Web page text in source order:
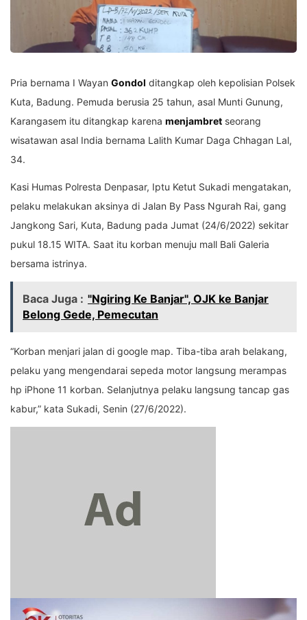
Pria bernama I Wayan Gondol ditangkap oleh kepolisian Polsek
Kuta, Badung. Pemuda berusia 25 tahun, asal Munti Gunung,
Karangasem itu ditangkap karena menjambret seorang
wisatawan asal India bernama Lalith Kumar Daga Chhagan Lal,
34.
Kasi Humas Polresta Denpasar, Iptu Ketut Sukadi mengatakan,
pelaku melakukan aksinya di Jalan By Pass Ngurah Rai, gang
Jangkong Sari, Kuta, Badung pada Jumat (24/6/2022) sekitar
pukul 18.15 WITA. Saat itu korban menuju mall Bali Galeria
bersama istrinya.
Baca Juga : "Ngiring Ke Banjar", OJK ke Banjar
Belong Gede, Pemecutan
“Korban menjari jalan di google map. Tiba-tiba arah belakang,
pelaku yang mengendarai sepeda motor langsung merampas
hp iPhone 11 korban. Selanjutnya pelaku langsung tancap gas
kabur,” kata Sukadi, Senin (27/6/2022).